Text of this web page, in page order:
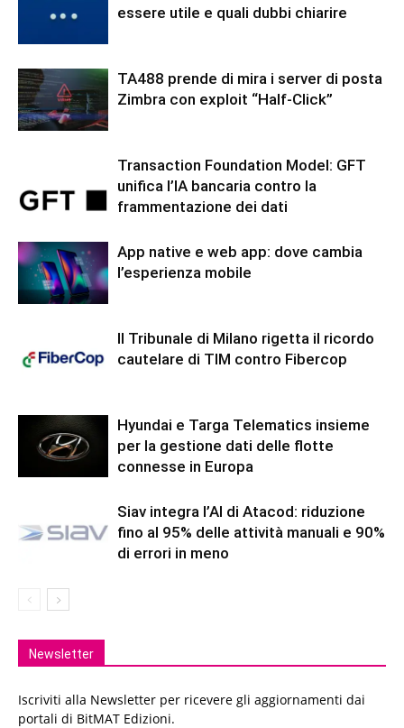
essere utile e quali dubbi chiarire
TA488 prende di mira i server di posta
Zimbra con exploit “Half-Click”
Transaction Foundation Model: GFT
unifica l’IA bancaria contro la
frammentazione dei dati
App native e web app: dove cambia
l’esperienza mobile
Il Tribunale di Milano rigetta il ricordo
cautelare di TIM contro Fibercop
Hyundai e Targa Telematics insieme
per la gestione dati delle flotte
connesse in Europa
Siav integra l’AI di Atacod: riduzione
fino al 95% delle attività manuali e 90%
di errori in meno
Newsletter
Iscriviti alla Newsletter per ricevere gli aggiornamenti dai
portali di BitMAT Edizioni.